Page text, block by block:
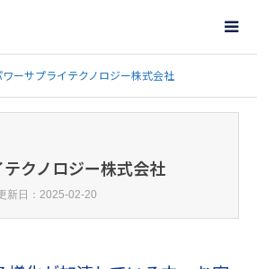
ワーサプライテクノロジー株式会社
クノロジー株式会社
新日：2025-02-20